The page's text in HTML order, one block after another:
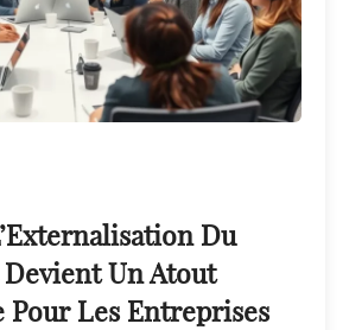
Du
Un Atout
Pour Les Entreprises